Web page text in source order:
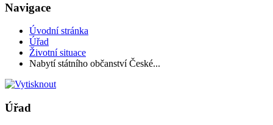
Navigace
Úvodní stránka
Úřad
Životní situace
Nabytí státního občanství České...
Úřad